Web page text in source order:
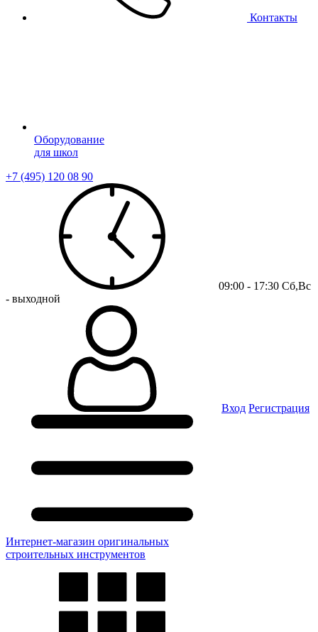
Контакты
Оборудование
для школ
+7 (495) 120 08 90
09:00 - 17:30 Сб,Вс
- выходной
Вход Регистрация
Интернет-магазин оригинальных
строительных инструментов